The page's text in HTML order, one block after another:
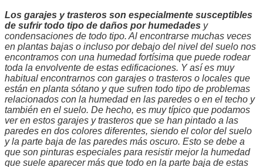
Los garajes y trasteros son especialmente susceptibles
de sufrir todo tipo de daños por humedades y
condensaciones de todo tipo. Al encontrarse muchas veces
en plantas bajas o incluso por debajo del nivel del suelo nos
encontramos con una humedad fortísima que puede rodear
toda la envolvente de estas edificaciones. Y así es muy
habitual encontrarnos con garajes o trasteros o locales que
están en planta sótano y que sufren todo tipo de problemas
relacionados con la humedad en las paredes o en el techo y
también en el suelo. De hecho, es muy típico que podamos
ver en estos garajes y trasteros que se han pintado a las
paredes en dos colores diferentes, siendo el color del suelo
y la parte baja de las paredes más oscuro. Esto se debe a
que son pinturas especiales para resistir mejor la humedad
que suele aparecer más que todo en la parte baja de estas